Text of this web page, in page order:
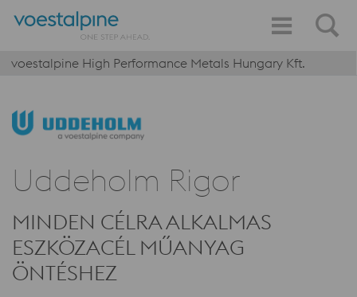
voestalpine High Performance Metals Hungary Kft.
Uddeholm Rigor
MINDEN CÉLRA ALKALMAS
ESZKÖZACÉL MŰANYAG
ÖNTÉSHEZ